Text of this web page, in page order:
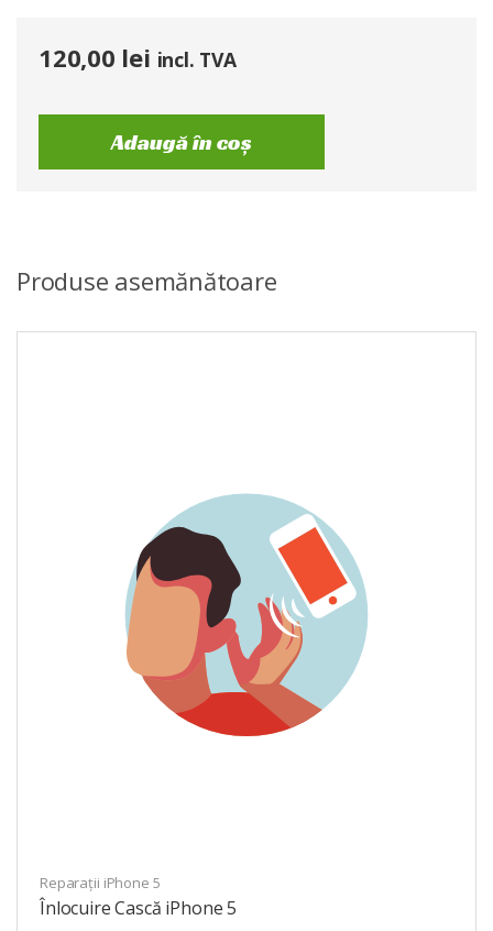
120,00 lei incl. TVA
Adaugă în coș
Produse asemănătoare
Reparații iPhone 5
Înlocuire Cască iPhone 5